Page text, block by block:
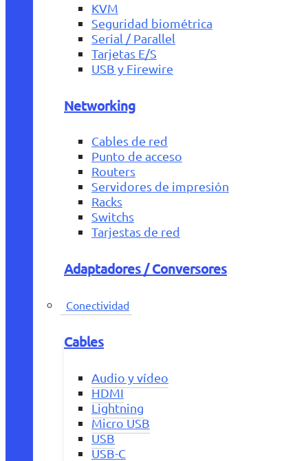
KVM
Seguridad biométrica
Serial / Parallel
Tarjetas E/S
USB y Firewire
Networking
Cables de red
Punto de acceso
Routers
Servidores de impresión
Racks
Switchs
Tarjestas de red
Adaptadores / Conversores
Conectividad
Cables
Audio y vídeo
HDMI
Lightning
Micro USB
USB
USB-C